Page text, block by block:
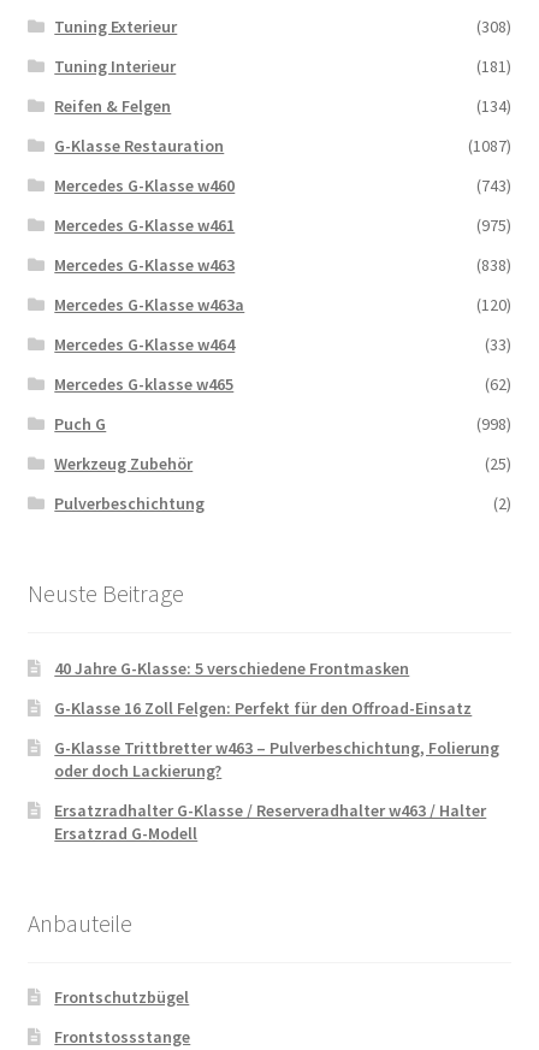
Tuning Exterieur
(308)
Tuning Interieur
(181)
Reifen & Felgen
(134)
G-Klasse Restauration
(1087)
Mercedes G-Klasse w460
(743)
Mercedes G-Klasse w461
(975)
Mercedes G-Klasse w463
(838)
Mercedes G-Klasse w463a
(120)
Mercedes G-Klasse w464
(33)
Mercedes G-klasse w465
(62)
Puch G
(998)
Werkzeug Zubehör
(25)
Pulverbeschichtung
(2)
Neuste Beitrage
40 Jahre G-Klasse: 5 verschiedene Frontmasken
G-Klasse 16 Zoll Felgen: Perfekt für den Offroad-Einsatz
G-Klasse Trittbretter w463 – Pulverbeschichtung, Folierung
oder doch Lackierung?
Ersatzradhalter G-Klasse / Reserveradhalter w463 / Halter
Ersatzrad G-Modell
Anbauteile
Frontschutzbügel
Frontstossstange